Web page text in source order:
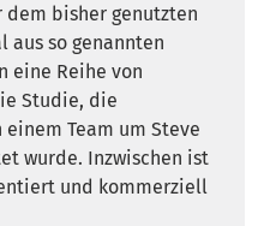
bisher genutzten
so genannten
eine Reihe von
Studie, die
Team um Steve
wurde. Inzwischen ist
und kommerziell